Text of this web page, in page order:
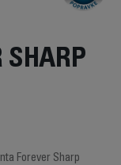
SHARP
Forever Sharp